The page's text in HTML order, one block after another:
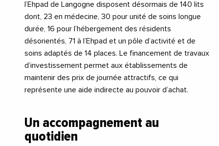
l’Ehpad de Langogne disposent désormais de 140 lits
dont, 23 en médecine, 30 pour unité de soins longue
durée, 16 pour l’hébergement des résidents
désorientés, 71 à l’Ehpad et un pôle d’activité et de
soins adaptés de 14 places. Le financement de travaux
d’investissement permet aux établissements de
maintenir des prix de journée attractifs, ce qui
représente une aide indirecte au pouvoir d’achat.
Un accompagnement au
quotidien